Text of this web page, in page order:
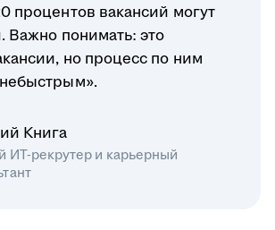
процентов вакансий могут
Важно понимать: это
но процесс по ним
Книга
ИТ-рекрутер и карьерный